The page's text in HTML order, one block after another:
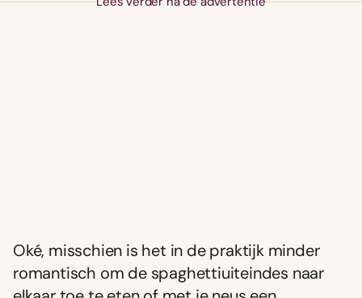
Oké, misschien is het in de praktijk minder
romantisch om de spaghettiuiteindes naar